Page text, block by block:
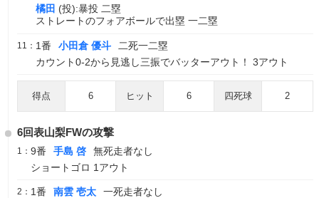
橘田 (投):暴投 二塁
ストレートのフォアボールで出塁 一二塁
11： 1番 小田倉 優斗
二死一二塁
カウント0-2から見逃し三振でバッターアウト！ 3アウト
得点 6 ヒット 6 四死球 2
6回表山梨FWの攻撃
1： 9番 手島 啓
無死走者なし
ショートゴロ 1アウト
2： 1番 南雲 壱太
一死走者なし